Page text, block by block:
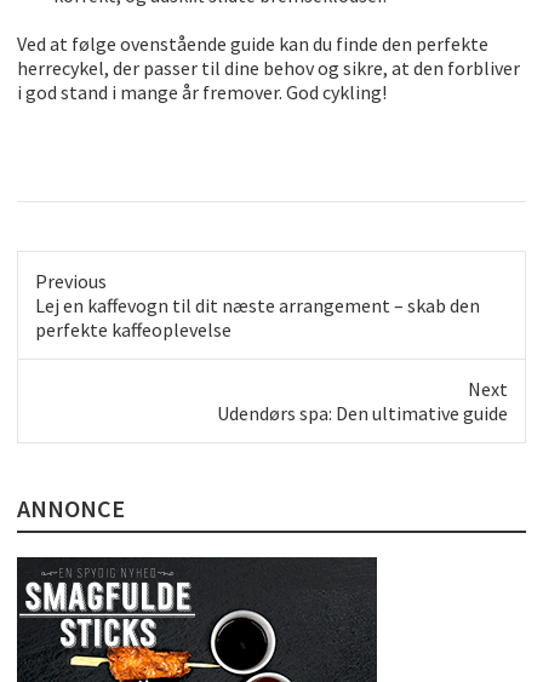
Ved at følge ovenstående guide kan du finde den perfekte
herrecykel, der passer til dine behov og sikre, at den forbliver
i god stand i mange år fremover. God cykling!
Previous
Previous
post:
Lej en kaffevogn til dit næste arrangement – skab den
perfekte kaffeoplevelse
Next
post:
Udendørs spa: Den ultimative guide
ANNONCE